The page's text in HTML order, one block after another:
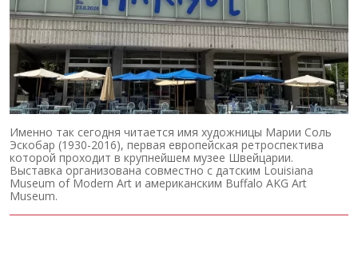
Именно так сегодня читается имя художницы Марии Соль
Эскобар (1930-2016), первая европейская ретроспектива
которой проходит в крупнейшем музее Швейцарии.
Выставка организована совместно с датским Louisiana
Museum of Modern Art и американским Buffalo AKG Art
Museum.